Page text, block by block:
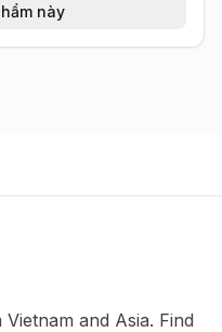
này
and Asia. Find